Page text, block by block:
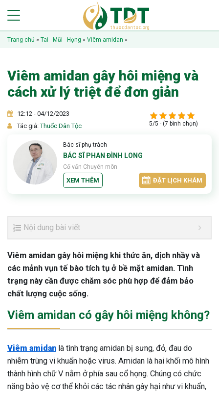
Trang chủ » Tai - Mũi - Họng » Viêm amidan »
Viêm amidan gây hôi miệng và
cách xử lý triệt để đơn giản
12:12 - 04/12/2023
Tác giả:Thuốc Dân Tộc 5/5 - (7 bình chọn)
Bác sĩ phụ trách
BÁC SĨ PHAN ĐÌNH LONG
Cố vấn Chuyên môn
XEM THÊM ĐẶT LỊCH KHÁM
Nội dung bài viết
Viêm amidan gây hôi miệng khi thức ăn, dịch nhầy và
các mảnh vụn tế bào tích tụ ở bề mặt amidan. Tình
trạng này cần được chăm sóc phù hợp để đảm bảo
chất lượng cuộc sống.
Viêm amidan có gây hôi miệng không?
Viêm amidan là tình trạng amidan bị sưng, đỏ, đau do
nhiễm trùng vi khuẩn hoặc virus. Amidan là hai khối mô hình
thành hình chữ V nằm ở phía sau cổ họng. Chúng có chức
năng bảo vệ cơ thể khỏi các tác nhân gây hại như vi khuẩn,